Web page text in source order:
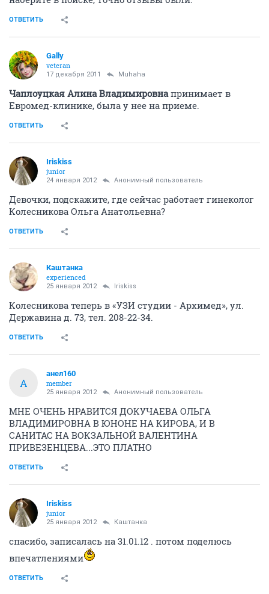
ОТВЕТИТЬ
Gally
veteran
17 декабря 2011 Muhaha
Чаплоуцкая Алина Владимировнапринимает в
Евромед-клинике, была у нее на приеме.
ОТВЕТИТЬ
Iriskiss
junior
24 января 2012 Анонимный пользователь
Девочки, подскажите, где сейчас работает гинеколог
Колесникова Ольга Анатольевна?
ОТВЕТИТЬ
Каштанка
experienced
25 января 2012 Iriskiss
Колесникова теперь в «УЗИ студии - Архимед», ул.
Державина д. 73, тел. 208-22-34.
ОТВЕТИТЬ
А
анел160
member
25 января 2012 Анонимный пользователь
МНЕ ОЧЕНЬ НРАВИТСЯ ДОКУЧАЕВА ОЛЬГА
ВЛАДИМИРОВНА В ЮНОНЕ НА КИРОВА, И В
САНИТАС НА ВОКЗАЛЬНОЙ ВАЛЕНТИНА
ПРИВЕЗЕНЦЕВА...ЭТО ПЛАТНО
ОТВЕТИТЬ
Iriskiss
junior
25 января 2012 Каштанка
спасибо, записалась на 31.01.12 . потом поделюсь
впечатлениями
ОТВЕТИТЬ